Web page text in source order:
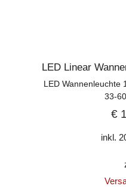
LED Linear
LED Wannenleuchte
33-
€
inkl.